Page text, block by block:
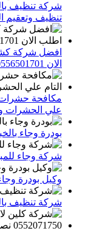
تنظيف وتعقيم
الان 0556501701‬‏ – تقارير معتمدة
علي الحشرات
بودرة وجاء
شركة وجاء
وكيل بودرة
شركة تنظيف